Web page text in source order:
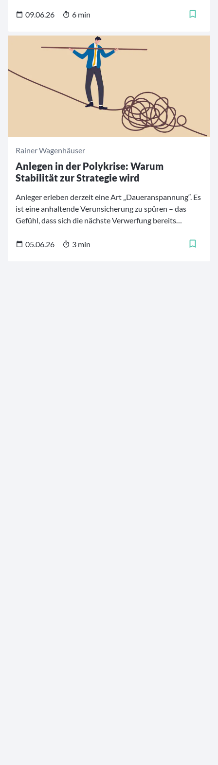
Kreditqualität, Refinanzierungsfähigkeit und aktive
09.06.26 6 min
Rainer Wagenhäuser
Anlegen in der Polykrise: Warum
Stabilität zur Strategie wird
Anleger erleben derzeit eine Art „Daueranspannung“. Es
ist eine anhaltende Verunsicherung zu spüren – das
Gefühl, dass sich die nächste Verwerfung bereits
Krisen überlagern sich, verstärken sich gegenseitig und
05.06.26 3 min